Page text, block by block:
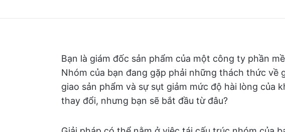
Bạn là giám đốc sản phẩm của một công ty phần
Nhóm của bạn đang gặp phải những thách thức về
giao sản phẩm và sự sụt giảm mức độ hài lòng của
thay đổi, nhưng bạn sẽ bắt đầu từ đâu?